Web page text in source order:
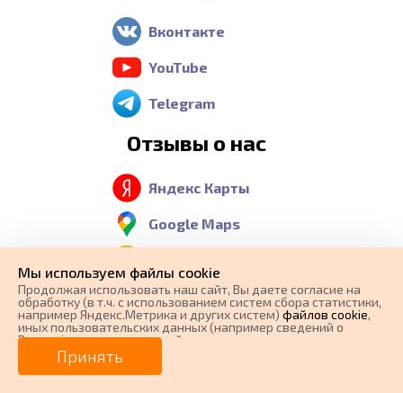
0 ₽
от0₽/мес. Плати частями
Вконтакте
YouTube
Telegram
Отзывы о нас
Яндекс Карты
Google Maps
Контакты
Телефон:
Мы используем файлы cookie
Продолжая использовать наш cайт, Вы даете согласие на
обработку (в т.ч. с использованием систем сбора статистики,
например Яндекс.Метрика и других систем) файлов cookie,
иных пользовательских данных (например сведений о
Вашем ip-адресе, сведений о местоположении, типе
устройства, времени посещения страницы, сведений о
ресурсах сети Интернет, с которых были совершены
переходы на наш сайт, сведения о Ваших действиях на сайте
Принять